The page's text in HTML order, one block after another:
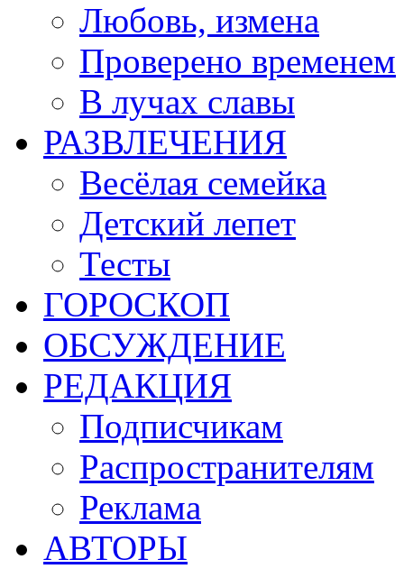
Любовь, измена
Проверено временем
В лучах славы
РАЗВЛЕЧЕНИЯ
Весёлая семейка
Детский лепет
Тесты
ГОРОСКОП
ОБСУЖДЕНИЕ
РЕДАКЦИЯ
Подписчикам
Распространителям
Реклама
АВТОРЫ